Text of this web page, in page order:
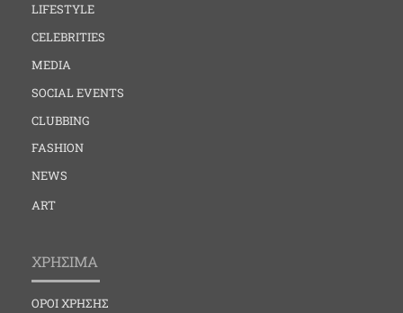
LIFESTYLE
CELEBRITIES
MEDIA
SOCIAL EVENTS
CLUBBING
FASHION
NEWS
ART
ΧΡΗΣΙΜΑ
ΟΡΟΙ ΧΡΗΣΗΣ